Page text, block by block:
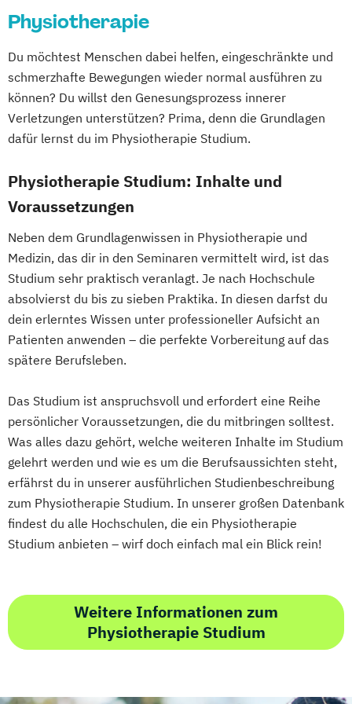
DevOps und Cloud Computing (DE/EN)
Digital Business Management
Digital Entrepreneurship
Digital Health
Digital Innovation and Intrapreneurship
(DE/EN)
Digital Transformation Management -
Digitale Betriebswirtschaftslehre
Digitale Transformation Diätetik
E-Beratung in der Pädagogik
E-Commerce Elektrotechnik
Engineering (DE/EN)
Entrepreneurship (DE/EN) Ergotherapie
Ernährungswissenschaften
Beratung und Personalentwicklung
Eventmanagement Facility Management
Finance
Accounting und Taxation (DE/EN)
Finanzmanagement
Finanzmanagement für Bankkaufleute
Fintech Fitnessökonomie Game Design
Gartenbau General Management
Gesundheits- und Pflegepädagogik
Gesundheitsmanagement
Gesundheitspsychologie
Fahrzeugtechnik / Automotive Engineering
General Management
Gesundheits- und Krankenpflege
Gesundheitsinformatik / eHealth
Gesundheitsmanagement im Tourismus
Gesundheitsmanagement und Public
Gesundheitstourismus und
Freizeitmanagement
Global Leadership and HR Management
Global Strategic Decision Making
Hebammen
IT & Mobile Security
IT Architecture IT-Recht & Management
Industrial Design
Industrielle Mechatronik
Management
Informationsdesign Interaction Design
International Industrial Management
International Supply Management
Journalismus und Public Relations (PR)
Lebensmittel: Produkt- und
Prozessentwicklung
Management internationaler
Geschäftsprozesse
Massenspektrometrie und molekulare
Physiotherapie
Du möchtest Menschen dabei helfen, eingeschränkte und
schmerzhafte Bewegungen wieder normal ausführen zu
können? Du willst den Genesungsprozess innerer
Verletzungen unterstützen? Prima, denn die Grundlagen
dafür lernst du im Physiotherapie Studium.
Physiotherapie Studium: Inhalte und
Voraussetzungen
Neben dem Grundlagenwissen in Physiotherapie und
Medizin, das dir in den Seminaren vermittelt wird, ist das
Studium sehr praktisch veranlagt. Je nach Hochschule
absolvierst du bis zu sieben Praktika. In diesen darfst du
dein erlerntes Wissen unter professioneller Aufsicht an
Patienten anwenden – die perfekte Vorbereitung auf das
spätere Berufsleben.
Das Studium ist anspruchsvoll und erfordert eine Reihe
persönlicher Voraussetzungen, die du mitbringen solltest.
Was alles dazu gehört, welche weiteren Inhalte im Studium
gelehrt werden und wie es um die Berufsaussichten steht,
erfährst du in unserer ausführlichen Studienbeschreibung
zum Physiotherapie Studium. In unserer großen Datenbank
findest du alle Hochschulen, die ein Physiotherapie
Studium anbieten – wirf doch einfach mal ein Blick rein!
Weitere Informationen zum
Physiotherapie Studium